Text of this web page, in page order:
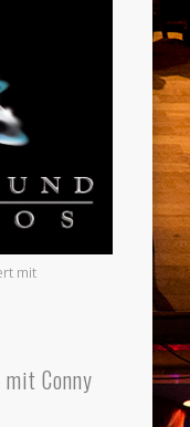
mit
Conny